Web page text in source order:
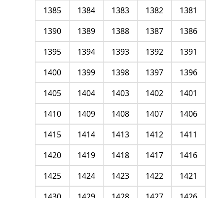
1381
1382
1383
1384
1385
1386
1387
1388
1389
1390
1391
1392
1393
1394
1395
1396
1397
1398
1399
1400
1401
1402
1403
1404
1405
1406
1407
1408
1409
1410
1411
1412
1413
1414
1415
1416
1417
1418
1419
1420
1421
1422
1423
1424
1425